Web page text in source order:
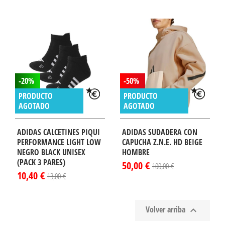
-20%
PRODUCTO
AGOTADO
ADIDAS CALCETINES PIQUI
PERFORMANCE LIGHT LOW
NEGRO BLACK UNISEX
(PACK 3 PARES)
10,40 € 13,00 €
-50%
PRODUCTO
AGOTADO
ADIDAS SUDADERA CON
CAPUCHA Z.N.E. HD BEIGE
HOMBRE
50,00 € 100,00 €
Volver arriba 